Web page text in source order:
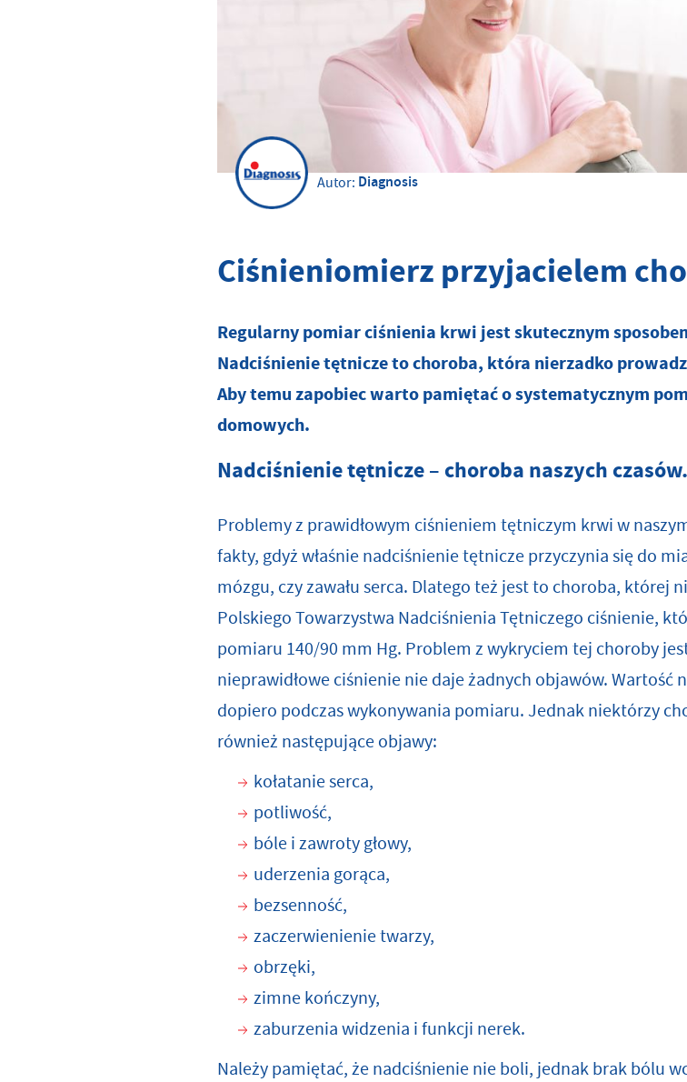
Autor: Diagnosis
Ciśnieniomierz przyjacielem
Regularny pomiar ciśnienia krwi jest skutecznym
Nadciśnienie tętnicze to choroba, która nierzadko
Aby temu zapobiec warto pamiętać o systematycznym
domowych.
Nadciśnienie tętnicze – choroba naszych czasów.
Problemy z prawidłowym ciśnieniem tętniczym krwi w
fakty, gdyż właśnie nadciśnienie tętnicze przyczynia się do
mózgu, czy zawału serca. Dlatego też jest to choroba, której
Polskiego Towarzystwa Nadciśnienia Tętniczego ciśnienie,
pomiaru 140/90 mm Hg. Problem z wykryciem tej choroby
nieprawidłowe ciśnienie nie daje żadnych objawów.
dopiero podczas wykonywania pomiaru. Jednak niektórzy
również następujące objawy:
kołatanie serca,
potliwość,
bóle i zawroty głowy,
uderzenia gorąca,
bezsenność,
zaczerwienienie twarzy,
obrzęki,
zimne kończyny,
zaburzenia widzenia i funkcji nerek.
Należy pamiętać, że nadciśnienie nie boli, jednak brak bólu